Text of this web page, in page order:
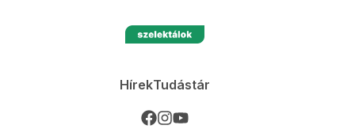
HírekTudástár